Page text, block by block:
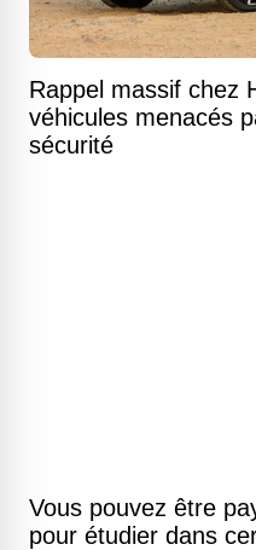
Rappel massif chez
véhicules menacés
sécurité
Vous pouvez être
pour étudier dans